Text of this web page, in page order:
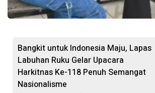
Bangkit untuk Indonesia Maju, Lapas
Labuhan Ruku Gelar Upacara
Harkitnas Ke-118 Penuh Semangat
Nasionalisme